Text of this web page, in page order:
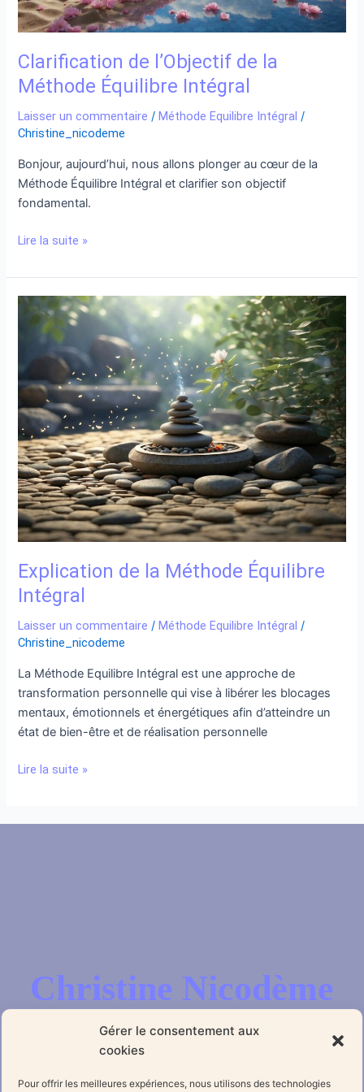
Gérer le consentement aux
cookies
Pour offrir les meilleures expériences, nous utilisons des technologies
Clarification de l’Objectif de la
Méthode Équilibre Intégral
Laisser un commentaire / Méthode Equilibre Intégral /
Christine_nicodeme
Bonjour, aujourd’hui, nous allons plonger au cœur de la
Méthode Équilibre Intégral et clarifier son objectif
fondamental.
Lire la suite »
Explication de la Méthode Équilibre
Intégral
Laisser un commentaire /Méthode Equilibre Intégral /
Christine_nicodeme
La Méthode Equilibre Intégral est une approche de
transformation personnelle qui vise à libérer les blocages
mentaux, émotionnels et énergétiques afin d’atteindre un
état de bien-être et de réalisation personnelle
Explication
de
Méthode
Équilibre
Intégral
Lire la suite »
Christine Nicodème
Informations